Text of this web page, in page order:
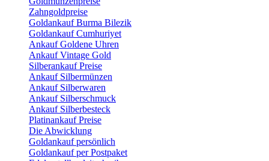
Zahngoldpreise
Goldankauf Burma Bilezik
Goldankauf Cumhuriyet
Ankauf Goldene Uhren
Ankauf Vintage Gold
Silberankauf Preise
Ankauf Silbermünzen
Ankauf Silberwaren
Ankauf Silberschmuck
Ankauf Silberbesteck
Platinankauf Preise
Die Abwicklung
Goldankauf persönlich
Goldankauf per Postpaket